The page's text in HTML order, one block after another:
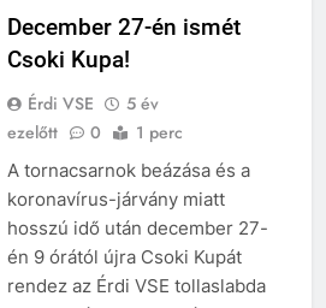
December 27-én ismét
Csoki Kupa!
Érdi VSE
5 év
ezelőtt
0 1 perc
A tornacsarnok beázása és a
koronavírus-járvány miatt
hosszú idő után december 27-
én 9 órától újra Csoki Kupát
rendez az Érdi VSE tollaslabda